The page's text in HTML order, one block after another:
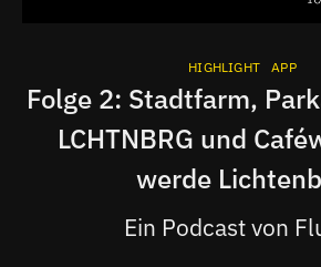
HIGHLIGHT APP
Folge 2: Stadtfarm,
LCHTNBRG und
werde
Ein Podcast von